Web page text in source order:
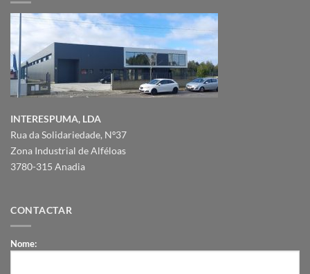
INTERESPUMA, LDA
Rua da Solidariedade, Nº37
Zona Industrial de Alféloas
3780-315 Anadia
CONTACTAR
Nome: